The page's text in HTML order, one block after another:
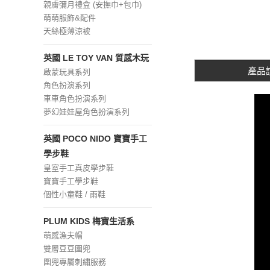
親膚彌月禮盒 (安撫巾+包巾)
萌萌服飾&配件
天絲極薄涼被
英國 LE TOY VAN 質感木玩
啟蒙玩具系列
角色扮演系列
車車角色扮演系列
夢幻娃娃屋角色扮演系列
英國 POCO NIDO 寶寶手工
學步鞋
皇室手工真皮學步鞋
寶寶手工學步鞋
個性小童鞋 / 雨鞋
PLUM KIDS 梅寶生活系
萌感漁夫帽
雙層豆豆圍兜
圍兜專屬刺繡服務
產品